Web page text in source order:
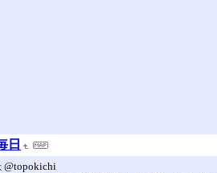
日
@topokichi